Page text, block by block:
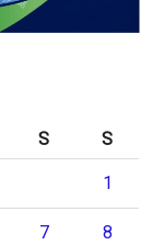
S S
1
7 8